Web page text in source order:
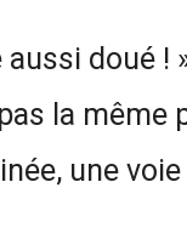
aussi doué !
la
une voie